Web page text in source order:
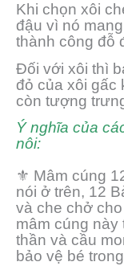
Khi chọn xôi
đậu vì nó
thành công đỗ
Đối với xôi thì
đỏ của xôi gấc
còn tượng
Ý nghĩa của
nôi:
⚜️ Mâm cúng
nói ở trên, 12
và che chở
mâm cúng này
thần và cầu
bảo vệ bé